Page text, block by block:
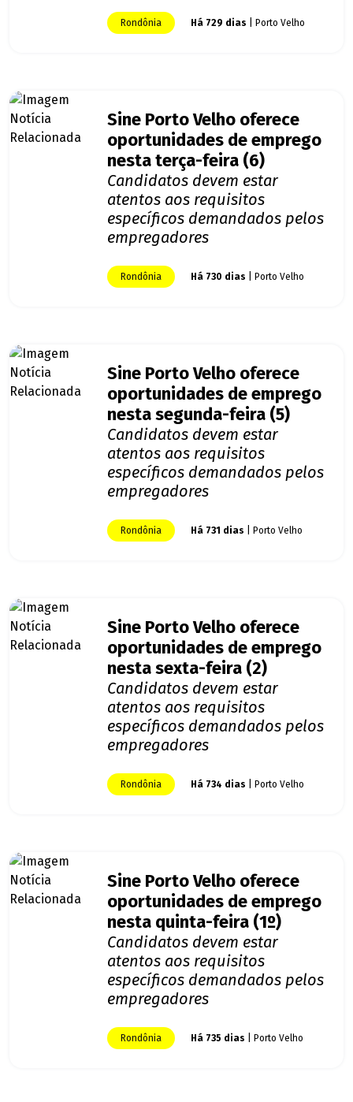
Rondônia Há 729 dias | Porto Velho
Sine Porto Velho oferece
oportunidades de emprego
nesta terça-feira (6)
Candidatos devem estar
atentos aos requisitos
específicos demandados pelos
empregadores
Rondônia Há 730 dias | Porto Velho
Sine Porto Velho oferece
oportunidades de emprego
nesta segunda-feira (5)
Candidatos devem estar
atentos aos requisitos
específicos demandados pelos
empregadores
Rondônia Há 731 dias | Porto Velho
Sine Porto Velho oferece
oportunidades de emprego
nesta sexta-feira (2)
Candidatos devem estar
atentos aos requisitos
específicos demandados pelos
empregadores
Rondônia Há 734 dias | Porto Velho
Sine Porto Velho oferece
oportunidades de emprego
nesta quinta-feira (1º)
Candidatos devem estar
atentos aos requisitos
específicos demandados pelos
empregadores
Rondônia Há 735 dias | Porto Velho